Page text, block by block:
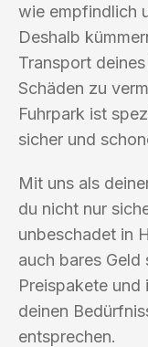
wie empfindlich
Deshalb
Transport
Schäden zu
Fuhrpark ist
sicher und
Mit uns als
du nicht nur
unbeschadet in
auch bares
Preispakete und
deinen
entsprechen.